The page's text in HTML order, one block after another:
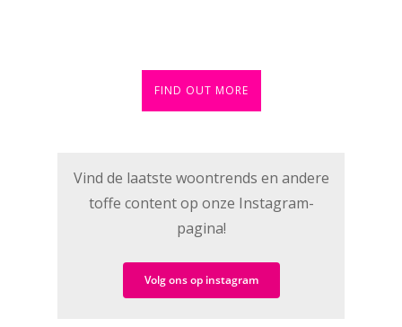
FIND OUT MORE
Vind de laatste woontrends en andere
toffe content op onze Instagram-
pagina!
Volg ons op instagram